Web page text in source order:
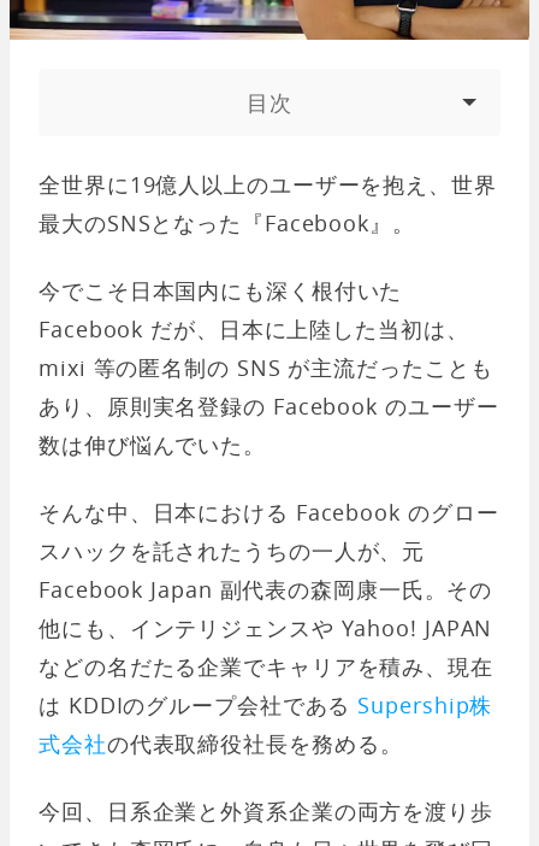
目次
全世界に19億人以上のユーザーを抱え、世界
最大のSNSとなった『Facebook』。
今でこそ日本国内にも深く根付いた
Facebook だが、日本に上陸した当初は、
mixi 等の匿名制の SNS が主流だったことも
あり、原則実名登録の Facebook のユーザー
数は伸び悩んでいた。
そんな中、日本における Facebook のグロー
スハックを託されたうちの一人が、元
Facebook Japan 副代表の森岡康一氏。その
他にも、インテリジェンスや Yahoo! JAPAN
などの名だたる企業でキャリアを積み、現在
は KDDIのグループ会社である Supership株
式会社の代表取締役社長を務める。
今回、日系企業と外資系企業の両方を渡り歩